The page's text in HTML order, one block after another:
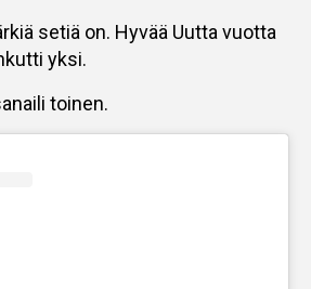
setiä on. Hyvää Uutta vuotta
yksi.
toinen.